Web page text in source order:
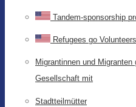
Tandem-sponsorship
Refugees go Volunteers
Migrantinnen und
Gesellschaft mit
Stadtteilmütter